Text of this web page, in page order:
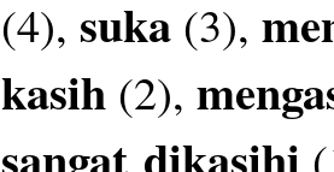
(4), suka (3),
kasih (2),